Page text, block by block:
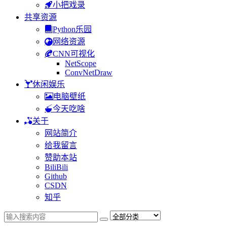
小把戏录
共享资源
Python乐园
网络资源
CNN可视化
NetScope
ConvNetDraw
休闲娱乐
电脑壁纸
今天吃啥
关于
网站简介
给我留言
赞助本站
BiliBili
Github
CSDN
知乎